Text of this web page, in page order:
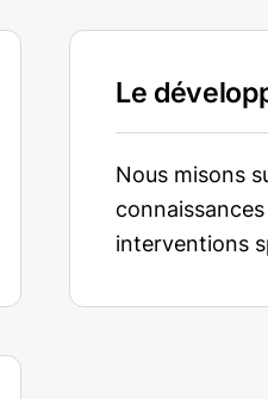
Le
Nous misons
interventions